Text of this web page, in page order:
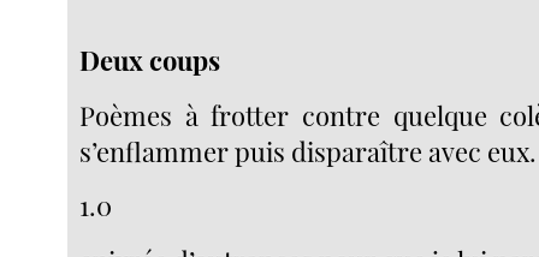
Deux coups
Poèmes à frotter contre quelque
s’enflammer puis disparaître avec eux.
1.0